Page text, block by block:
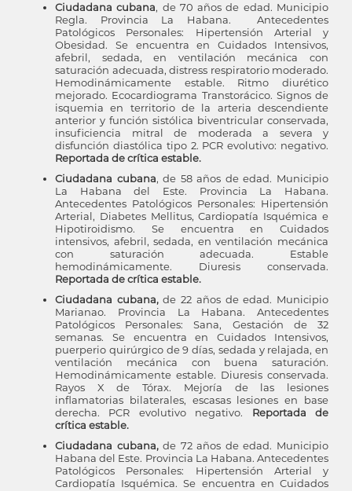
Ciudadana cubana, de 70 años de edad. Municipio
Regla. Provincia La Habana. Antecedentes
Patológicos Personales: Hipertensión Arterial y
Obesidad. Se encuentra en Cuidados Intensivos,
afebril, sedada, en ventilación mecánica con
saturación adecuada, distress respiratorio moderado.
Hemodinámicamente estable. Ritmo diurético
mejorado. Ecocardiograma Transtorácico. Signos de
isquemia en territorio de la arteria descendiente
anterior y función sistólica biventricular conservada,
insuficiencia mitral de moderada a severa y
disfunción diastólica tipo 2. PCR evolutivo: negativo.
Reportada de crítica estable.
Ciudadana cubana, de 58 años de edad. Municipio
La Habana del Este. Provincia La Habana.
Antecedentes Patológicos Personales: Hipertensión
Arterial, Diabetes Mellitus, Cardiopatía Isquémica e
Hipotiroidismo. Se encuentra en Cuidados
intensivos, afebril, sedada, en ventilación mecánica
con saturación adecuada. Estable
hemodinámicamente. Diuresis conservada.
Reportada de crítica estable.
Ciudadana cubana,de 22 años de edad. Municipio
Marianao. Provincia La Habana. Antecedentes
Patológicos Personales: Sana, Gestación de 32
semanas. Se encuentra en Cuidados Intensivos,
puerperio quirúrgico de 9 días, sedada y relajada, en
ventilación mecánica con buena saturación.
Hemodinámicamente estable. Diuresis conservada.
Rayos X de Tórax. Mejoría de las lesiones
inflamatorias bilaterales, escasas lesiones en base
derecha. PCR evolutivo negativo. Reportada de
crítica estable.
Ciudadana cubana,de 72 años de edad. Municipio
Habana del Este. Provincia La Habana. Antecedentes
Patológicos Personales: Hipertensión Arterial y
Cardiopatía Isquémica. Se encuentra en Cuidados